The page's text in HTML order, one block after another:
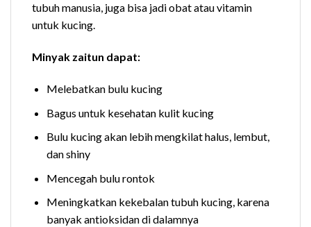
tubuh manusia, juga bisa jadi obat atau vitamin
untuk kucing.
Minyak zaitun dapat:
Melebatkan bulu kucing
Bagus untuk kesehatan kulit kucing
Bulu kucing akan lebih mengkilat halus, lembut,
dan shiny
Mencegah bulu rontok
Meningkatkan kekebalan tubuh kucing, karena
banyak antioksidan di dalamnya